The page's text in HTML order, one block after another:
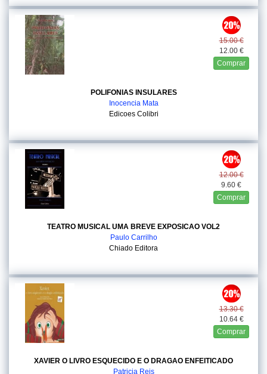
15.00 €
12.00 €
Comprar
POLIFONIAS INSULARES
Inocencia Mata
Edicoes Colibri
12.00 €
9.60 €
Comprar
TEATRO MUSICAL UMA BREVE EXPOSICAO VOL2
Paulo Carrilho
Chiado Editora
13.30 €
10.64 €
Comprar
XAVIER O LIVRO ESQUECIDO E O DRAGAO ENFEITICADO
Patricia Reis